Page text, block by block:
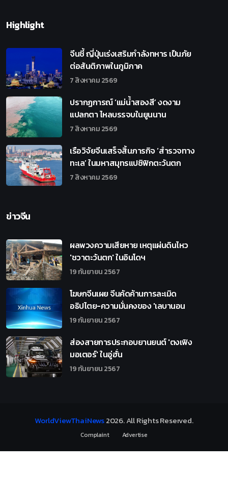
Highlight
จีนชี้ ญี่ปุ่นเร่งเสริมกำลังทหาร เป็นภัย
ต่อสันติภาพในภูมิภาค
7 สิงหาคม 2569
ปรากฏการณ์ ‘แม่น้ำสองสี’ งดงาม
แปลกตา ไหลบรรจบในยูนนาน
7 สิงหาคม 2569
เรือวิจัยจีนเสร็จสิ้นภารกิจ ‘สำรวจทาง
ทะเล’ ในมหาสมุทรแปซิฟิกตะวันตก
7 สิงหาคม 2569
ข่าวจีน
ผลพวงความเสียหาย เหตุแผ่นดินไหว
'ชวาตะวันตก' ในอินโดฯ
19 กันยายน 2567
โฆษกจีนเผย จีนคัดค้านการละเมิด
อธิปไตย-ความมั่นคงของ 'เลบานอน
19 กันยายน 2567
ส่องสายการประกอบยานยนต์ 'ตงเฟิง
มอเตอร์' ในอู่ฮั่น
19 กันยายน 2567
WorldViewThaiNews2026. All Rights Reserved.
Complaint Advertise